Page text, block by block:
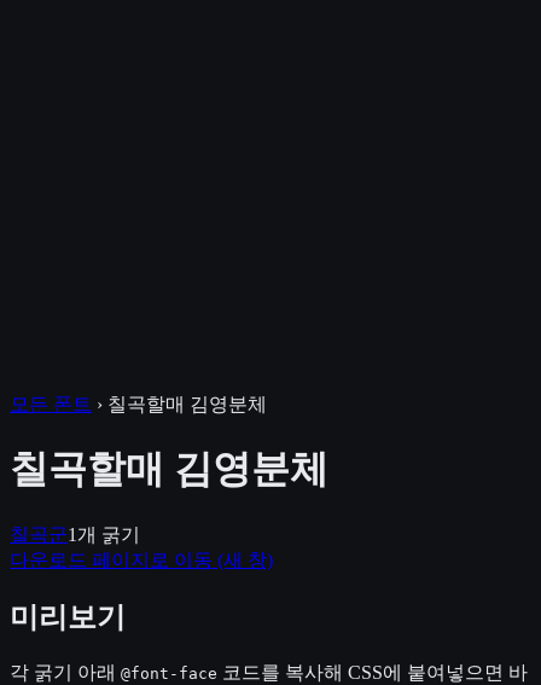
모든 폰트 › 칠곡할매 김영분체
칠곡할매 김영분체
칠곡군1 개 굵기
다운로드 페이지로 이동 (새 창)
미리보기
각 굵기 아래 @font-face 코드를 복사해 CSS에 붙여넣으면 바